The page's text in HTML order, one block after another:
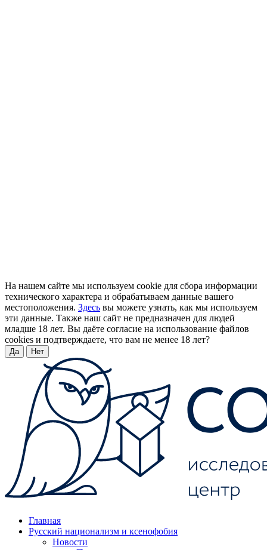
На нашем сайте мы используем cookie для сбора информации
технического характера и обрабатываем данные вашего
местоположения. Здесь вы можете узнать, как мы используем
эти данные. Также наш сайт не предназначен для людей
младше 18 лет. Вы даёте согласие на использование файлов
cookies и подтверждаете, что вам не менее 18 лет?
Да Нет
Главная
Русский национализм и ксенофобия
Новости